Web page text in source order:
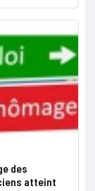
des
atteint